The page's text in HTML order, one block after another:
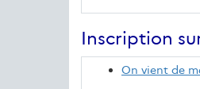
Inscription
On vient de